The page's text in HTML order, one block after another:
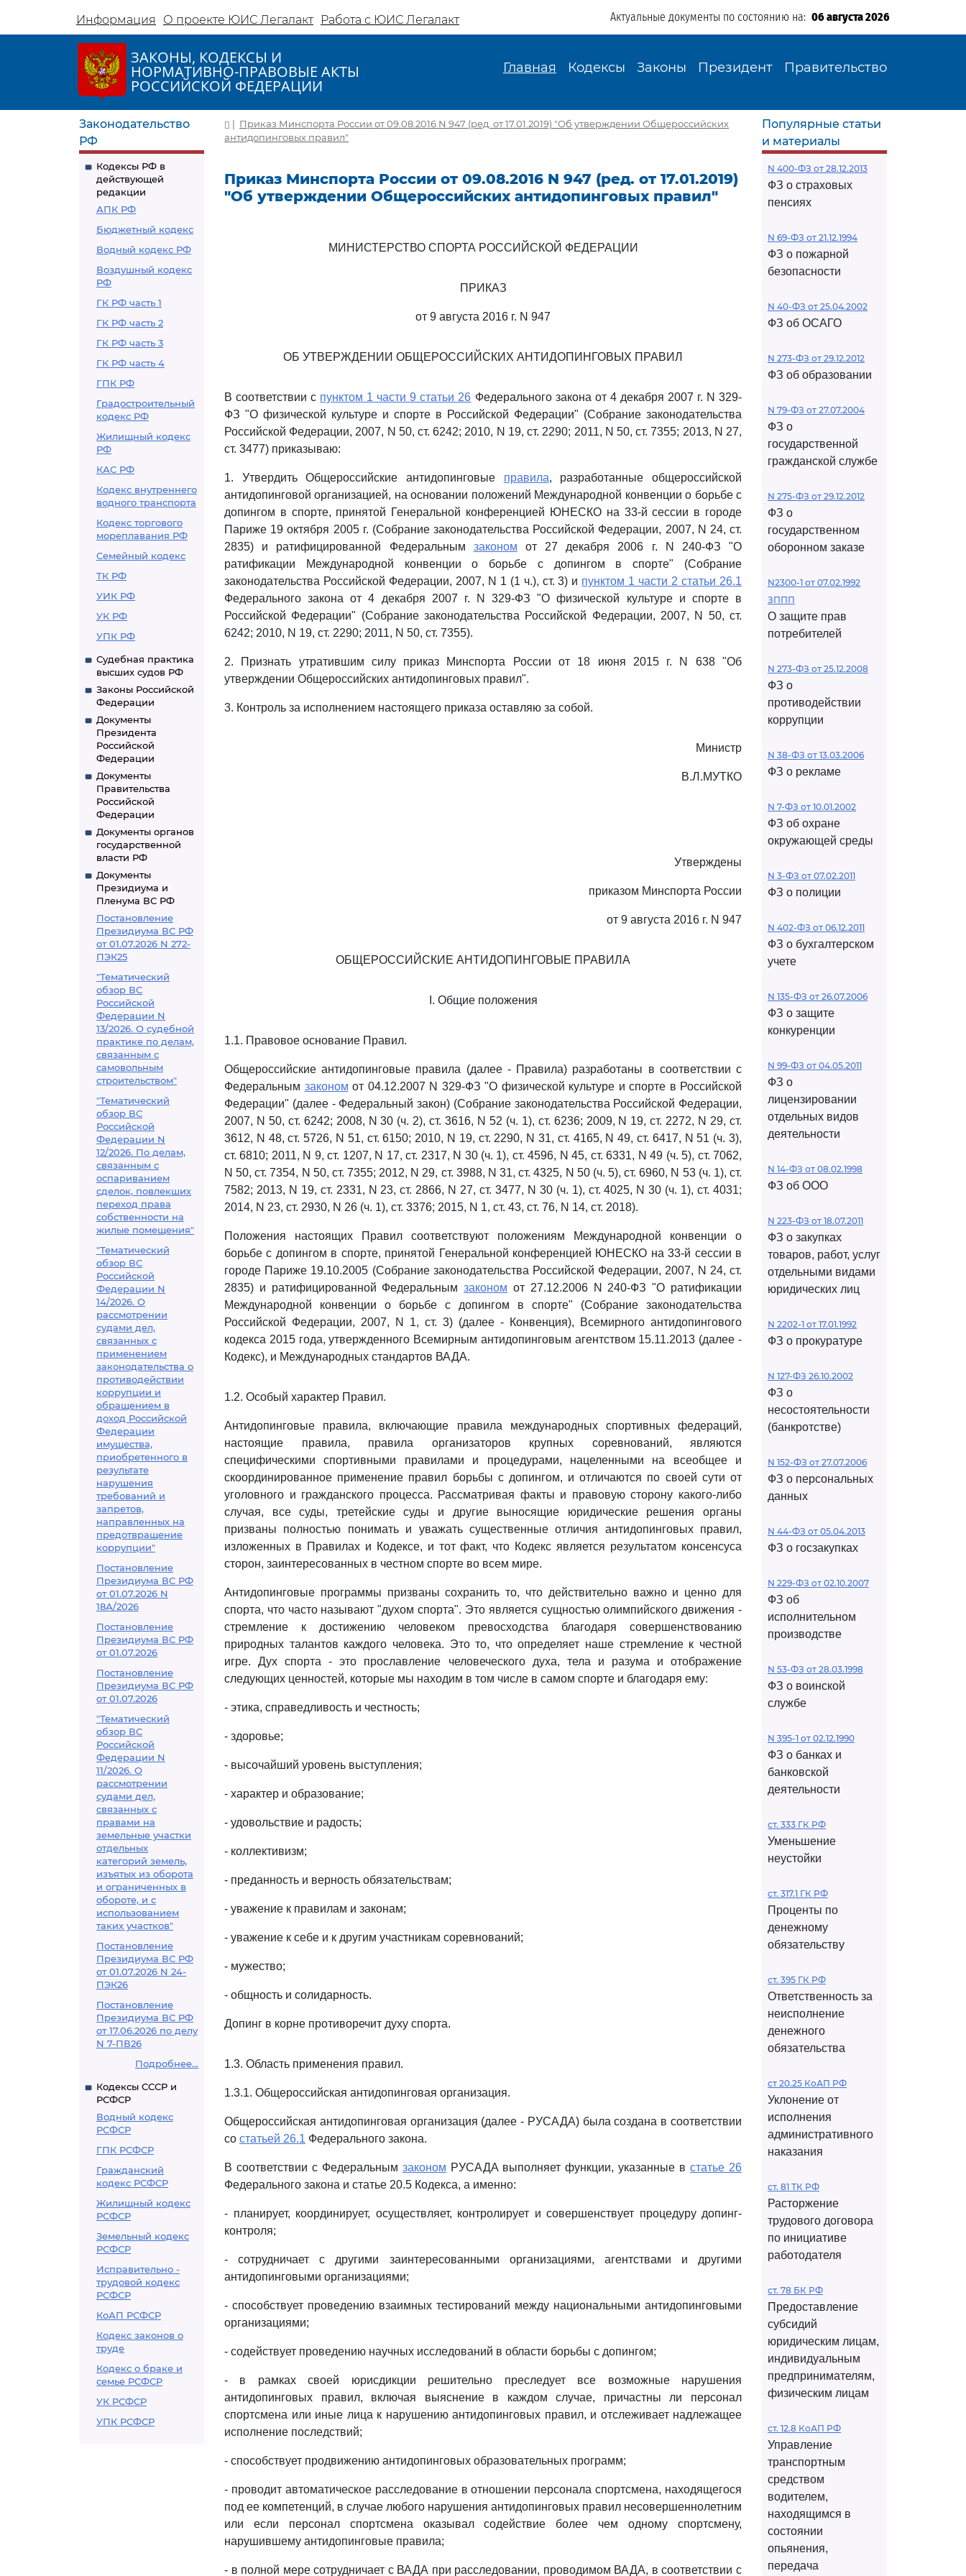
Информация О проекте ЮИС Легалакт Работа с ЮИС Легалакт Актуальные документы по состоянию на: 06 августа 2026
ЗАКОНЫ, КОДЕКСЫ И
НОРМАТИВНО-ПРАВОВЫЕ АКТЫ
РОССИЙСКОЙ ФЕДЕРАЦИИ
Главная Кодексы Законы Президент Правительство
Законодательство
РФ
Кодексы РФ в
действующей
редакции
АПК РФ
Бюджетный кодекс
Водный кодекс РФ
Воздушный кодекс
РФ
ГК РФ часть 1
ГК РФ часть 2
ГК РФ часть 3
ГК РФ часть 4
ГПК РФ
Градостроительный
кодекс РФ
Жилищный кодекс
РФ
КАС РФ
Кодекс внутреннего
водного транспорта
Кодекс торгового
мореплавания РФ
Семейный кодекс
ТК РФ
УИК РФ
УК РФ
УПК РФ
Судебная практика
высших судов РФ
Законы Российской
Федерации
Документы
Президента
Российской
Федерации
Документы
Правительства
Российской
Федерации
Документы органов
государственной
власти РФ
Документы
Президиума и
Пленума ВС РФ
Постановление
Президиума ВС РФ
от 01.07.2026 N 272-
ПЭК25
"Тематический
обзор ВС
Российской
Федерации N
13/2026. О судебной
практике по делам,
связанным с
самовольным
строительством"
"Тематический
обзор ВС
Российской
Федерации N
12/2026. По делам,
связанным с
оспариванием
сделок, повлекших
переход права
собственности на
жилые помещения"
"Тематический
обзор ВС
Российской
Федерации N
14/2026. О
рассмотрении
судами дел,
связанных с
применением
законодательства о
противодействии
коррупции и
обращением в
доход Российской
Федерации
имущества,
приобретенного в
результате
нарушения
требований и
запретов,
направленных на
предотвращение
коррупции"
Постановление
Президиума ВС РФ
от 01.07.2026 N
18А/2026
Постановление
Президиума ВС РФ
от 01.07.2026
Постановление
Президиума ВС РФ
от 01.07.2026
"Тематический
обзор ВС
Российской
Федерации N
11/2026. О
рассмотрении
судами дел,
связанных с
правами на
земельные участки
отдельных
категорий земель,
изъятых из оборота
и ограниченных в
обороте, и с
использованием
таких участков"
Постановление
Президиума ВС РФ
от 01.07.2026 N 24-
ПЭК26
Постановление
Президиума ВС РФ
от 17.06.2026 по делу
N 7-ПВ26
Подробнее...
Кодексы СССР и
РСФСР
Водный кодекс
РСФСР
ГПК РСФСР
Гражданский
кодекс РСФСР
Жилищный кодекс
РСФСР
Земельный кодекс
РСФСР
Исправительно -
трудовой кодекс
РСФСР
КоАП РСФСР
Кодекс законов о
труде
Кодекс о браке и
семье РСФСР
УК РСФСР
УПК РСФСР
| Приказ Минспорта России от 09.08.2016 N 947 (ред. от 17.01.2019) "Об утверждении Общероссийских
антидопинговых правил"
Приказ Минспорта России от 09.08.2016 N 947 (ред. от 17.01.2019)
"Об утверждении Общероссийских антидопинговых правил"
МИНИСТЕРСТВО СПОРТА РОССИЙСКОЙ ФЕДЕРАЦИИ
ПРИКАЗ
от 9 августа 2016 г. N 947
ОБ УТВЕРЖДЕНИИ ОБЩЕРОССИЙСКИХ АНТИДОПИНГОВЫХ ПРАВИЛ
В соответствии с пунктом 1 части 9 статьи 26 Федерального закона от 4 декабря 2007 г. N 329-
ФЗ "О физической культуре и спорте в Российской Федерации" (Собрание законодательства
Российской Федерации, 2007, N 50, ст. 6242; 2010, N 19, ст. 2290; 2011, N 50, ст. 7355; 2013, N 27,
ст. 3477) приказываю:
1. Утвердить Общероссийские антидопинговые правила, разработанные общероссийской
антидопинговой организацией, на основании положений Международной конвенции о борьбе с
допингом в спорте, принятой Генеральной конференцией ЮНЕСКО на 33-й сессии в городе
Париже 19 октября 2005 г. (Собрание законодательства Российской Федерации, 2007, N 24, ст.
2835) и ратифицированной Федеральным законом от 27 декабря 2006 г. N 240-ФЗ "О
ратификации Международной конвенции о борьбе с допингом в спорте" (Собрание
законодательства Российской Федерации, 2007, N 1 (1 ч.), ст. 3) и пунктом 1 части 2 статьи 26.1
Федерального закона от 4 декабря 2007 г. N 329-ФЗ "О физической культуре и спорте в
Российской Федерации" (Собрание законодательства Российской Федерации, 2007, N 50, ст.
6242; 2010, N 19, ст. 2290; 2011, N 50, ст. 7355).
2. Признать утратившим силу приказ Минспорта России от 18 июня 2015 г. N 638 "Об
утверждении Общероссийских антидопинговых правил".
3. Контроль за исполнением настоящего приказа оставляю за собой.
Министр
В.Л.МУТКО
Утверждены
приказом Минспорта России
от 9 августа 2016 г. N 947
ОБЩЕРОССИЙСКИЕ АНТИДОПИНГОВЫЕ ПРАВИЛА
I. Общие положения
1.1. Правовое основание Правил.
Общероссийские антидопинговые правила (далее - Правила) разработаны в соответствии с
Федеральным законом от 04.12.2007 N 329-ФЗ "О физической культуре и спорте в Российской
Федерации" (далее - Федеральный закон) (Собрание законодательства Российской Федерации,
2007, N 50, ст. 6242; 2008, N 30 (ч. 2), ст. 3616, N 52 (ч. 1), ст. 6236; 2009, N 19, ст. 2272, N 29, ст.
3612, N 48, ст. 5726, N 51, ст. 6150; 2010, N 19, ст. 2290, N 31, ст. 4165, N 49, ст. 6417, N 51 (ч. 3),
ст. 6810; 2011, N 9, ст. 1207, N 17, ст. 2317, N 30 (ч. 1), ст. 4596, N 45, ст. 6331, N 49 (ч. 5), ст. 7062,
N 50, ст. 7354, N 50, ст. 7355; 2012, N 29, ст. 3988, N 31, ст. 4325, N 50 (ч. 5), ст. 6960, N 53 (ч. 1), ст.
7582; 2013, N 19, ст. 2331, N 23, ст. 2866, N 27, ст. 3477, N 30 (ч. 1), ст. 4025, N 30 (ч. 1), ст. 4031;
2014, N 23, ст. 2930, N 26 (ч. 1), ст. 3376; 2015, N 1, ст. 43, ст. 76, N 14, ст. 2018).
Положения настоящих Правил соответствуют положениям Международной конвенции о
борьбе с допингом в спорте, принятой Генеральной конференцией ЮНЕСКО на 33-й сессии в
городе Париже 19.10.2005 (Собрание законодательства Российской Федерации, 2007, N 24, ст.
2835) и ратифицированной Федеральнымзаконом от 27.12.2006 N 240-ФЗ "О ратификации
Международной конвенции о борьбе с допингом в спорте" (Собрание законодательства
Российской Федерации, 2007, N 1, ст. 3) (далее - Конвенция), Всемирного антидопингового
кодекса 2015 года, утвержденного Всемирным антидопинговым агентством 15.11.2013 (далее -
Кодекс), и Международных стандартов ВАДА.
1.2. Особый характер Правил.
Антидопинговые правила, включающие правила международных спортивных федераций,
настоящие правила, правила организаторов крупных соревнований, являются
специфическими спортивными правилами и процедурами, нацеленными на всеобщее и
скоординированное применение правил борьбы с допингом, и отличаются по своей сути от
уголовного и гражданского процесса. Рассматривая факты и правовую сторону какого-либо
случая, все суды, третейские суды и другие выносящие юридические решения органы
призваны полностью понимать и уважать существенные отличия антидопинговых правил,
изложенных в Правилах и Кодексе, и тот факт, что Кодекс является результатом консенсуса
сторон, заинтересованных в честном спорте во всем мире.
Антидопинговые программы призваны сохранить то, что действительно важно и ценно для
спорта, что часто называют "духом спорта". Это является сущностью олимпийского движения -
стремление к достижению человеком превосходства благодаря совершенствованию
природных талантов каждого человека. Это то, что определяет наше стремление к честной
игре. Дух спорта - это прославление человеческого духа, тела и разума и отображение
следующих ценностей, которые мы находим в том числе в самом спорте и благодаря ему:
- этика, справедливость и честность;
- здоровье;
- высочайший уровень выступления;
- характер и образование;
- удовольствие и радость;
- коллективизм;
- преданность и верность обязательствам;
- уважение к правилам и законам;
- уважение к себе и к другим участникам соревнований;
- мужество;
- общность и солидарность.
Допинг в корне противоречит духу спорта.
1.3. Область применения правил.
1.3.1. Общероссийская антидопинговая организация.
Общероссийская антидопинговая организация (далее - РУСАДА) была создана в соответствии
со статьей 26.1 Федерального закона.
В соответствии с Федеральным законом РУСАДА выполняет функции, указанные встатье 26
Федерального закона и статье 20.5 Кодекса, а именно:
- планирует, координирует, осуществляет, контролирует и совершенствует процедуру допинг-
контроля;
- сотрудничает с другими заинтересованными организациями, агентствами и другими
антидопинговыми организациями;
- способствует проведению взаимных тестирований между национальными антидопинговыми
организациями;
- содействует проведению научных исследований в области борьбы с допингом;
- в рамках своей юрисдикции решительно преследует все возможные нарушения
антидопинговых правил, включая выяснение в каждом случае, причастны ли персонал
спортсмена или иные лица к нарушению антидопинговых правил, и отслеживает надлежащее
исполнение последствий;
- способствует продвижению антидопинговых образовательных программ;
- проводит автоматическое расследование в отношении персонала спортсмена, находящегося
под ее компетенций, в случае любого нарушения антидопинговых правил несовершеннолетним
или если персонал спортсмена оказывал содействие более чем одному спортсмену,
нарушившему антидопинговые правила;
- в полной мере сотрудничает с ВАДА при расследовании, проводимом ВАДА, в соответствии с
Популярные статьи
и материалы
N 400-ФЗ от 28.12.2013
ФЗ о страховых
пенсиях
N 69-ФЗ от 21.12.1994
ФЗ о пожарной
безопасности
N 40-ФЗ от 25.04.2002
ФЗ об ОСАГО
N 273-ФЗ от 29.12.2012
ФЗ об образовании
N 79-ФЗ от 27.07.2004
ФЗ о
государственной
гражданской службе
N 275-ФЗ от 29.12.2012
ФЗ о
государственном
оборонном заказе
N2300-1 от 07.02.1992
ЗППП
О защите прав
потребителей
N 273-ФЗ от 25.12.2008
ФЗ о
противодействии
коррупции
N 38-ФЗ от 13.03.2006
ФЗ о рекламе
N 7-ФЗ от 10.01.2002
ФЗ об охране
окружающей среды
N 3-ФЗ от 07.02.2011
ФЗ о полиции
N 402-ФЗ от 06.12.2011
ФЗ о бухгалтерском
учете
N 135-ФЗ от 26.07.2006
ФЗ о защите
конкуренции
N 99-ФЗ от 04.05.2011
ФЗ о
лицензировании
отдельных видов
деятельности
N 14-ФЗ от 08.02.1998
ФЗ об ООО
N 223-ФЗ от 18.07.2011
ФЗ о закупках
товаров, работ, услуг
отдельными видами
юридических лиц
N 2202-1 от 17.01.1992
ФЗ о прокуратуре
N 127-ФЗ 26.10.2002
ФЗ о
несостоятельности
(банкротстве)
N 152-ФЗ от 27.07.2006
ФЗ о персональных
данных
N 44-ФЗ от 05.04.2013
ФЗ о госзакупках
N 229-ФЗ от 02.10.2007
ФЗ об
исполнительном
производстве
N 53-ФЗ от 28.03.1998
ФЗ о воинской
службе
N 395-1 от 02.12.1990
ФЗ о банках и
банковской
деятельности
ст. 333 ГК РФ
Уменьшение
неустойки
ст. 317.1 ГК РФ
Проценты по
денежному
обязательству
ст. 395 ГК РФ
Ответственность за
неисполнение
денежного
обязательства
ст 20.25 КоАП РФ
Уклонение от
исполнения
административного
наказания
ст. 81 ТК РФ
Расторжение
трудового договора
по инициативе
работодателя
ст. 78 БК РФ
Предоставление
субсидий
юридическим лицам,
индивидуальным
предпринимателям,
физическим лицам
ст. 12.8 КоАП РФ
Управление
транспортным
средством
водителем,
находящимся в
состоянии
опьянения,
передача